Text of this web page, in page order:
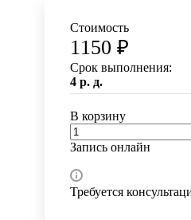
Стоимость
1150 ₽
Срок выполнения:
4 р. д.
В корзину
Запись онлайн
Требуется